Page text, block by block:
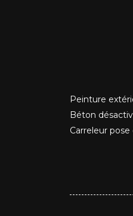
Peinture
Béton
Carreleur